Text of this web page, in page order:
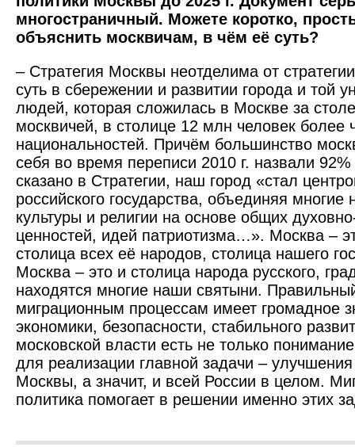
многостраничный. Можете коротко,
объяснить москвичам, в чём её суть?
– Стратегия Москвы неотделима от
суть в сбережении и развитии города и той
людей, которая сложилась в Москве за
москвичей, в столице 12 млн человек более
национальностей. Причём большинство
себя во время переписи 2010 г. назвали
сказано в Стратегии, наш город «стал
российского государства, объединяя
культуры и религии на основе общих
ценностей, идей патриотизма…». Москва –
столица всех её народов, столица нашего
Москва – это и столица народа русского,
находятся многие наши святыни.
миграционным процессам имеет громадное
экономики, безопасности, стабильного
московской власти есть не только
для реализации главной задачи –
Москвы, а значит, и всей России в целом.
политика помогает в решении именно этих